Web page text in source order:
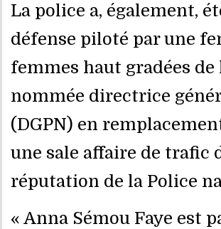
La police a, également,
défense piloté par une
femmes haut gradées de
nommée directrice
(DGPN) en
une sale affaire de trafic
réputation de la Police
« Anna Sémou Faye est